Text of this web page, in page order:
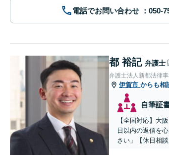
電話でお問い合わせ
都 裕記 弁護士
弁護士法人新都法律
伊賀市 からも相
自筆証
【全国対応】大
日以内の返信を
さい」【休日相談